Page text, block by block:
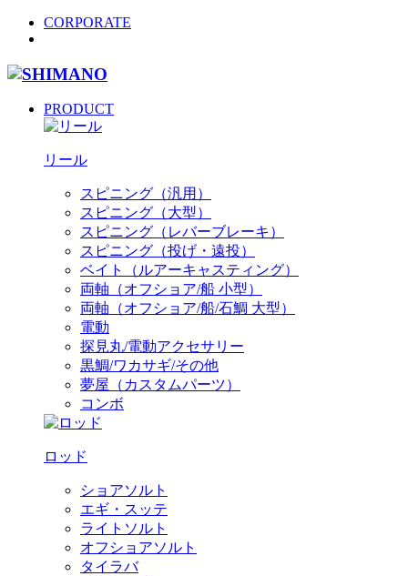
CORPORATE
PRODUCT
リール
スピニング（汎用）
スピニング（大型）
スピニング（レバーブレーキ）
スピニング（投げ・遠投）
ベイト（ルアーキャスティング）
両軸（オフショア/船 小型）
両軸（オフショア/船/石鯛 大型）
電動
探見丸/電動アクセサリー
黒鯛/ワカサギ/その他
夢屋（カスタムパーツ）
コンボ
ロッド
ショアソルト
エギ・スッテ
ライトソルト
オフショアソルト
タイラバ